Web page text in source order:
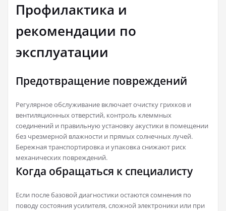
Профилактика и
рекомендации по
эксплуатации
Предотвращение повреждений
Регулярное обслуживание включает очистку грихков и
вентиляционных отверстий, контроль клеммных
соединений и правильную установку акустики в помещении
без чрезмерной влажности и прямых солнечных лучей.
Бережная транспортировка и упаковка снижают риск
механических повреждений.
Когда обращаться к специалисту
Если после базовой диагностики остаются сомнения по
поводу состояния усилителя, сложной электроники или при